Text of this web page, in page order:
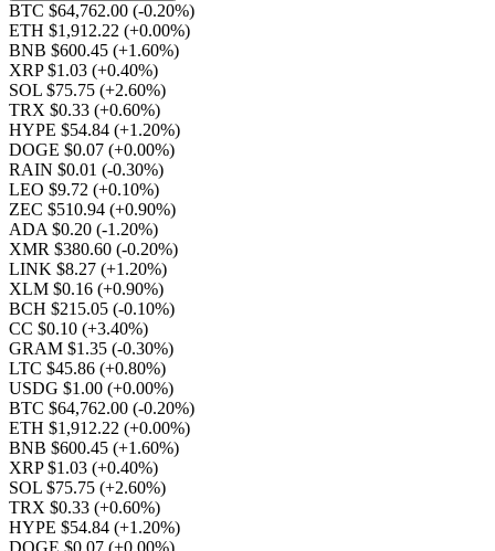
BTC $64,762.00 (-0.20%)
ETH $1,912.22 (+0.00%)
BNB $600.45 (+1.60%)
XRP $1.03 (+0.40%)
SOL $75.75 (+2.60%)
TRX $0.33 (+0.60%)
HYPE $54.84 (+1.20%)
DOGE $0.07 (+0.00%)
RAIN $0.01 (-0.30%)
LEO $9.72 (+0.10%)
ZEC $510.94 (+0.90%)
ADA $0.20 (-1.20%)
XMR $380.60 (-0.20%)
LINK $8.27 (+1.20%)
XLM $0.16 (+0.90%)
BCH $215.05 (-0.10%)
CC $0.10 (+3.40%)
GRAM $1.35 (-0.30%)
LTC $45.86 (+0.80%)
USDG $1.00 (+0.00%)
BTC $64,762.00 (-0.20%)
ETH $1,912.22 (+0.00%)
BNB $600.45 (+1.60%)
XRP $1.03 (+0.40%)
SOL $75.75 (+2.60%)
TRX $0.33 (+0.60%)
HYPE $54.84 (+1.20%)
DOGE $0.07 (+0.00%)